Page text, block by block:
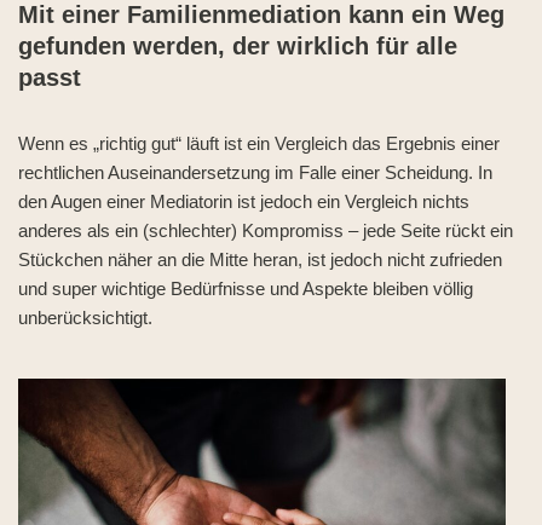
Mit einer Familienmediation kann ein Weg
gefunden werden, der wirklich für alle
passt
Wenn es „richtig gut“ läuft ist ein Vergleich das Ergebnis einer
rechtlichen Auseinandersetzung im Falle einer Scheidung. In
den Augen einer Mediatorin ist jedoch ein Vergleich nichts
anderes als ein (schlechter) Kompromiss – jede Seite rückt ein
Stückchen näher an die Mitte heran, ist jedoch nicht zufrieden
und super wichtige Bedürfnisse und Aspekte bleiben völlig
unberücksichtigt.